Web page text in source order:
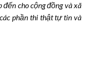
cho cộng đồng và xã
phần thi thật tự tin và